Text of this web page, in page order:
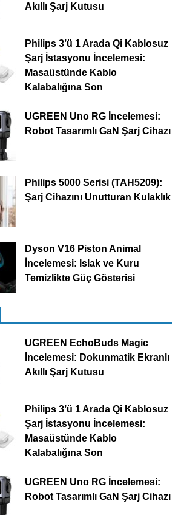
Akıllı Şarj Kutusu
Philips 3’ü 1 Arada Qi Kablosuz
Şarj İstasyonu İncelemesi:
Masaüstünde Kablo
Kalabalığına Son
UGREEN Uno RG İncelemesi:
Robot Tasarımlı GaN Şarj Cihazı
Philips 5000 Serisi (TAH5209):
Şarj Cihazını Unutturan Kulaklık
Dyson V16 Piston Animal
İncelemesi: Islak ve Kuru
Temizlikte Güç Gösterisi
UGREEN EchoBuds Magic
İncelemesi: Dokunmatik Ekranlı
Akıllı Şarj Kutusu
Philips 3’ü 1 Arada Qi Kablosuz
Şarj İstasyonu İncelemesi:
Masaüstünde Kablo
Kalabalığına Son
UGREEN Uno RG İncelemesi:
Robot Tasarımlı GaN Şarj Cihazı